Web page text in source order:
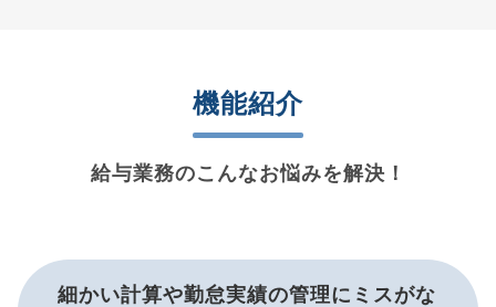
機能紹介
給与業務のこんなお悩みを解決！
細かい計算や勤怠実績の管理に ミスがな